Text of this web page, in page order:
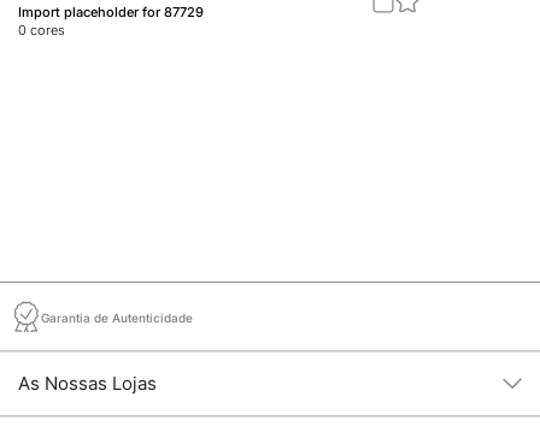
Import placeholder for 87729
0 cores
Garantia de Autenticidade
As Nossas Lojas